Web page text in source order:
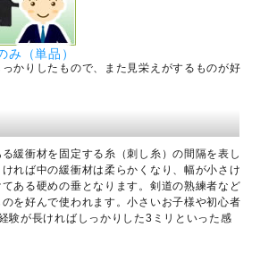
（単品）
かりしたもので、また見栄えがするものが好
緩衝材を固定する糸（刺し糸）の間隔を表し
れば中の緩衝材は柔らかくなり、幅が小さけ
ある硬めの垂となります。剣道の熟練者など
を好んで使われます。小さいお子様や初心者
験が長ければしっかりした3ミリといった感